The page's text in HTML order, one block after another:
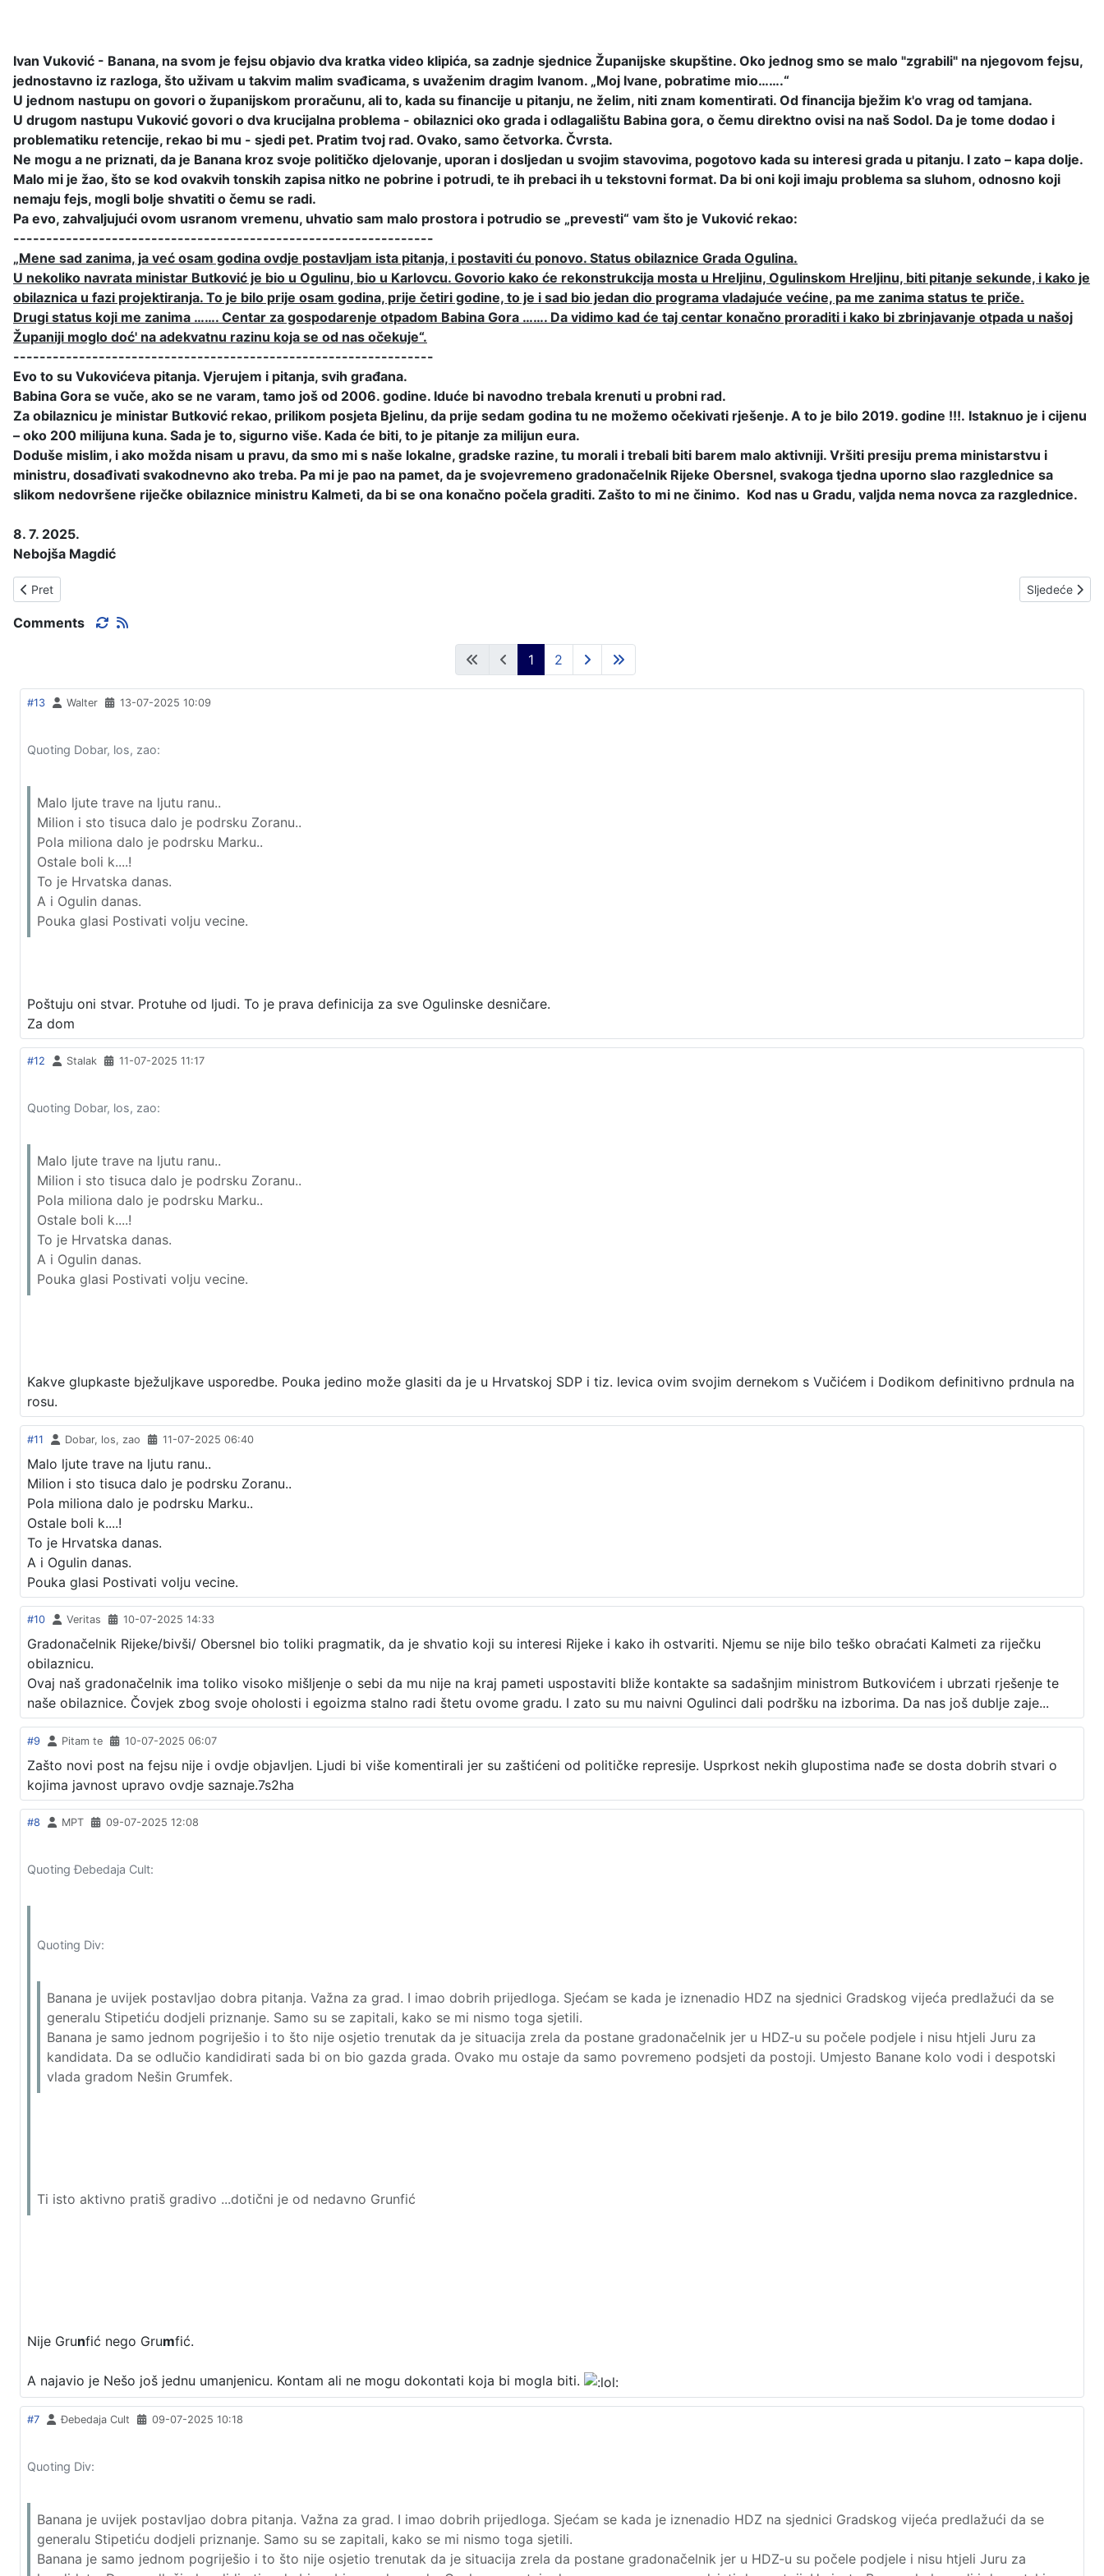
Ivan Vuković - Banana, na svom je fejsu objavio dva kratka video klipića, sa zadnje sjednice Županijske skupštine. Oko jednog smo se malo "zgrabili" na njegovom fejsu,
jednostavno iz razloga, što uživam u takvim malim svađicama, s uvaženim dragim Ivanom. „Moj Ivane, pobratime mio…….“
U jednom nastupu on govori o županijskom proračunu, ali to, kada su financije u pitanju, ne želim, niti znam komentirati. Od financija bježim k'o vrag od tamjana.
U drugom nastupu Vuković govori o dva krucijalna problema - obilaznici oko grada i odlagalištu Babina gora, o čemu direktno ovisi na naš Sodol. Da je tome dodao i
problematiku retencije, rekao bi mu - sjedi pet. Pratim tvoj rad. Ovako, samo četvorka. Čvrsta.
Ne mogu a ne priznati, da je Banana kroz svoje političko djelovanje, uporan i dosljedan u svojim stavovima, pogotovo kada su interesi grada u pitanju. I zato – kapa dolje.
Malo mi je žao, što se kod ovakvih tonskih zapisa nitko ne pobrine i potrudi, te ih prebaci ih u tekstovni format. Da bi oni koji imaju problema sa sluhom, odnosno koji
nemaju fejs, mogli bolje shvatiti o čemu se radi.
Pa evo, zahvaljujući ovom usranom vremenu, uhvatio sam malo prostora i potrudio se „prevesti“ vam što je Vuković rekao:
----------------------------------------------------------------
„Mene sad zanima, ja već osam godina ovdje postavljam ista pitanja, i postaviti ću ponovo. Status obilaznice Grada Ogulina.
U nekoliko navrata ministar Butković je bio u Ogulinu, bio u Karlovcu. Govorio kako će rekonstrukcija mosta u Hreljinu, Ogulinskom Hreljinu, biti pitanje sekunde, i kako je
obilaznica u fazi projektiranja. To je bilo prije osam godina, prije četiri godine, to je i sad bio jedan dio programa vladajuće većine, pa me zanima status te priče.
Drugi status koji me zanima ……. Centar za gospodarenje otpadom Babina Gora ……. Da vidimo kad će taj centar konačno proraditi i kako bi zbrinjavanje otpada u našoj
Županiji moglo doć' na adekvatnu razinu koja se od nas očekuje“.
----------------------------------------------------------------
Evo to su Vukovićeva pitanja. Vjerujem i pitanja, svih građana.
Babina Gora se vuče, ako se ne varam, tamo još od 2006. godine. Iduće bi navodno trebala krenuti u probni rad.
Za obilaznicu je ministar Butković rekao, prilikom posjeta Bjelinu, da prije sedam godina tu ne možemo očekivati rješenje. A to je bilo 2019. godine !!!. Istaknuo je i cijenu
– oko 200 milijuna kuna. Sada je to, sigurno više. Kada će biti, to je pitanje za milijun eura.
Doduše mislim, i ako možda nisam u pravu, da smo mi s naše lokalne, gradske razine, tu morali i trebali biti barem malo aktivniji. Vršiti presiju prema ministarstvu i
ministru, dosađivati svakodnevno ako treba. Pa mi je pao na pamet, da je svojevremeno gradonačelnik Rijeke Obersnel, svakoga tjedna uporno slao razglednice sa
slikom nedovršene riječke obilaznice ministru Kalmeti, da bi se ona konačno počela graditi. Zašto to mi ne činimo. Kod nas u Gradu, valjda nema novca za razglednice.
8. 7. 2025.
Nebojša Magdić
Prethodni članak: RADOVI U GRADU.
Pret Sljedeći
Sljedeće
Comments
1 2
#13 Walter 13-07-2025 10:09
Quoting Dobar, los, zao:
Malo ljute trave na ljutu ranu..
Milion i sto tisuca dalo je podrsku Zoranu..
Pola miliona dalo je podrsku Marku..
Ostale boli k....!
To je Hrvatska danas.
A i Ogulin danas.
Pouka glasi Postivati volju vecine.
Poštuju oni stvar. Protuhe od ljudi. To je prava definicija za sve Ogulinske desničare.
Za dom
#12 Stalak 11-07-2025 11:17
Quoting Dobar, los, zao:
Malo ljute trave na ljutu ranu..
Milion i sto tisuca dalo je podrsku Zoranu..
Pola miliona dalo je podrsku Marku..
Ostale boli k....!
To je Hrvatska danas.
A i Ogulin danas.
Pouka glasi Postivati volju vecine.
Kakve glupkaste bježuljkave usporedbe. Pouka jedino može glasiti da je u Hrvatskoj SDP i tiz. levica ovim svojim dernekom s Vučićem i Dodikom definitivno prdnula na
rosu.
#11 Dobar, los, zao 11-07-2025 06:40
Malo ljute trave na ljutu ranu..
Milion i sto tisuca dalo je podrsku Zoranu..
Pola miliona dalo je podrsku Marku..
Ostale boli k....!
To je Hrvatska danas.
A i Ogulin danas.
Pouka glasi Postivati volju vecine.
#10 Veritas 10-07-2025 14:33
Gradonačelnik Rijeke/bivši/ Obersnel bio toliki pragmatik, da je shvatio koji su interesi Rijeke i kako ih ostvariti. Njemu se nije bilo teško obraćati Kalmeti za riječku
obilaznicu.
Ovaj naš gradonačelnik ima toliko visoko mišljenje o sebi da mu nije na kraj pameti uspostaviti bliže kontakte sa sadašnjim ministrom Butkovićem i ubrzati rješenje te
naše obilaznice. Čovjek zbog svoje oholosti i egoizma stalno radi štetu ovome gradu. I zato su mu naivni Ogulinci dali podršku na izborima. Da nas još dublje zaje...
#9 Pitam te 10-07-2025 06:07
Zašto novi post na fejsu nije i ovdje objavljen. Ljudi bi više komentirali jer su zaštićeni od političke represije. Usprkost nekih glupostima nađe se dosta dobrih stvari o
kojima javnost upravo ovdje saznaje.7s2ha
#8 MPT 09-07-2025 12:08
Quoting Đebedaja Cult:
Quoting Div:
Banana je uvijek postavljao dobra pitanja. Važna za grad. I imao dobrih prijedloga. Sjećam se kada je iznenadio HDZ na sjednici Gradskog vijeća predlažući da se
generalu Stipetiću dodjeli priznanje. Samo su se zapitali, kako se mi nismo toga sjetili.
Banana je samo jednom pogriješio i to što nije osjetio trenutak da je situacija zrela da postane gradonačelnik jer u HDZ-u su počele podjele i nisu htjeli Juru za
kandidata. Da se odlučio kandidirati sada bi on bio gazda grada. Ovako mu ostaje da samo povremeno podsjeti da postoji. Umjesto Banane kolo vodi i despotski
vlada gradom Nešin Grumfek.
Ti isto aktivno pratiš gradivo ...dotični je od nedavno Grunfić
Nije Grunfić nego Grumfić.
A najavio je Nešo još jednu umanjenicu. Kontam ali ne mogu dokontati koja bi mogla biti.
#7 Đebedaja Cult 09-07-2025 10:18
Quoting Div:
Banana je uvijek postavljao dobra pitanja. Važna za grad. I imao dobrih prijedloga. Sjećam se kada je iznenadio HDZ na sjednici Gradskog vijeća predlažući da se
generalu Stipetiću dodjeli priznanje. Samo su se zapitali, kako se mi nismo toga sjetili.
Banana je samo jednom pogriješio i to što nije osjetio trenutak da je situacija zrela da postane gradonačelnik jer u HDZ-u su počele podjele i nisu htjeli Juru za